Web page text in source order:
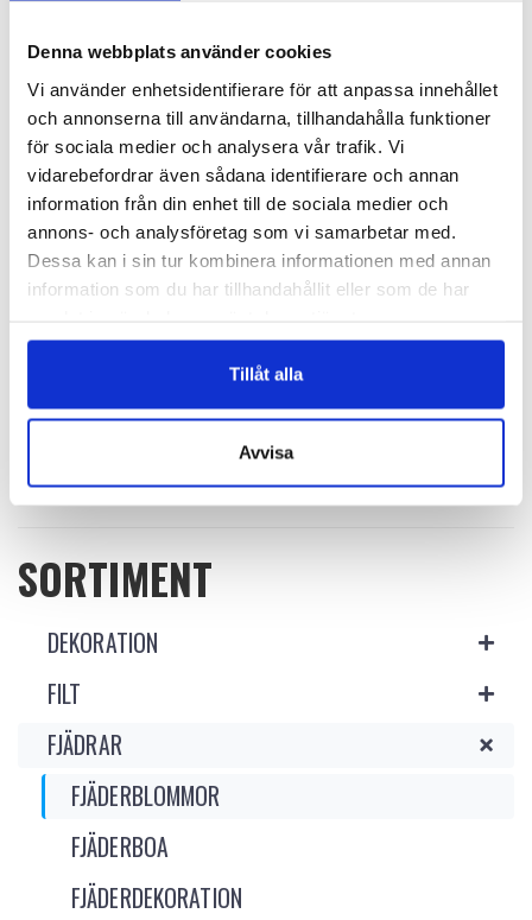
Denna webbplats använder cookies
Vi använder enhetsidentifierare för att anpassa innehållet
och annonserna till användarna, tillhandahålla funktioner
för sociala medier och analysera vår trafik. Vi
vidarebefordrar även sådana identifierare och annan
information från din enhet till de sociala medier och
annons- och analysföretag som vi samarbetar med.
Dessa kan i sin tur kombinera informationen med annan
information som du har tillhandahållit eller som de har
Tillåt alla
Avvisa
FJÄDERDEKORATION – FJD005 FJÄDERDEKORATION – FJD003
SORTIMENT
DEKORATION
FILT
FJÄDRAR
FJÄDERBLOMMOR
FJÄDERBOA
FJÄDERDEKORATION